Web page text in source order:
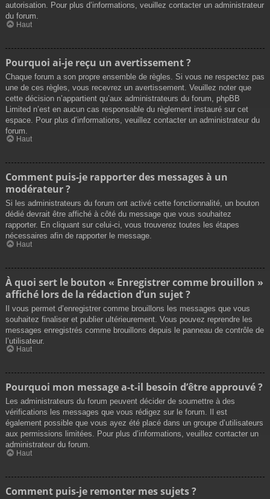
autorisation. Pour plus d’informations, veuillez contacter un administrateur
du forum.
Haut
Pourquoi ai-je reçu un avertissement ?
Chaque forum a son propre ensemble de règles. Si vous ne respectez pas
une de ces règles, vous recevrez un avertissement. Veuillez noter que
cette décision n’appartient qu’aux administrateurs du forum, phpBB
Limited n’est en aucun cas responsable du règlement instauré sur cet
espace. Pour plus d’informations, veuillez contacter un administrateur du
forum.
Haut
Comment puis-je rapporter des messages à un
modérateur ?
Si les administrateurs du forum ont activé cette fonctionnalité, un bouton
dédié devrait être affiché à côté du message que vous souhaitez
rapporter. En cliquant sur celui-ci, vous trouverez toutes les étapes
nécessaires afin de rapporter le message.
Haut
À quoi sert le bouton « Enregistrer comme brouillon »
affiché lors de la rédaction d’un sujet ?
Il vous permet d’enregistrer comme brouillons les messages que vous
souhaitez finaliser et publier ultérieurement. Vous pouvez reprendre les
messages enregistrés comme brouillons depuis le panneau de contrôle de
l’utilisateur.
Haut
Pourquoi mon message a-t-il besoin d’être approuvé ?
Les administrateurs du forum peuvent décider de soumettre à des
vérifications les messages que vous rédigez sur le forum. Il est
également possible que vous ayez été placé dans un groupe d’utilisateurs
aux permissions limitées. Pour plus d’informations, veuillez contacter un
administrateur du forum.
Haut
Comment puis-je remonter mes sujets ?